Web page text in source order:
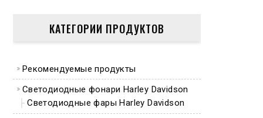
КАТЕГОРИИ ПРОДУКТОВ
Рекомендуемые продукты
Светодиодные фонари Harley Davidson
Светодиодные фары Harley Davidson